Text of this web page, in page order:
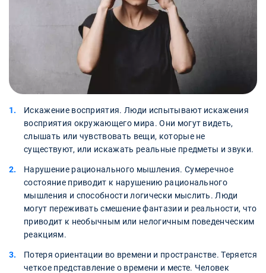
Искажение восприятия. Люди испытывают искажения
восприятия окружающего мира. Они могут видеть,
слышать или чувствовать вещи, которые не
существуют, или искажать реальные предметы и звуки.
Нарушение рационального мышления. Сумеречное
состояние приводит к нарушению рационального
мышления и способности логически мыслить. Люди
могут переживать смешение фантазии и реальности, что
приводит к необычным или нелогичным поведенческим
реакциям.
Потеря ориентации во времени и пространстве. Теряется
четкое представление о времени и месте. Человек